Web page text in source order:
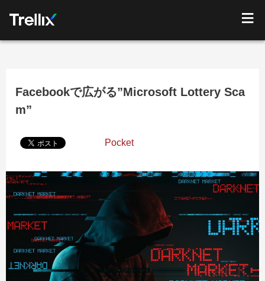
Facebookで広がる”Microsoft Lottery Sca
m”
Pocket